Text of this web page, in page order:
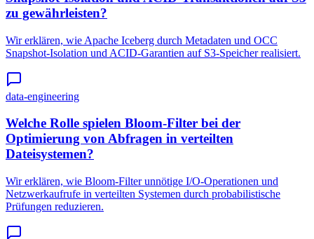
zu gewährleisten?
Wir erklären, wie Apache Iceberg durch Metadaten und OCC
Snapshot-Isolation und ACID-Garantien auf S3-Speicher realisiert.
data-engineering
Welche Rolle spielen Bloom-Filter bei der
Optimierung von Abfragen in verteilten
Dateisystemen?
Wir erklären, wie Bloom-Filter unnötige I/O-Operationen und
Netzwerkaufrufe in verteilten Systemen durch probabilistische
Prüfungen reduzieren.